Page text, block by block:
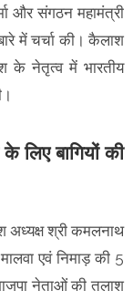
और संगठन महामंत्री
में चर्चा की। कैलाश
के नेतृत्व में भारतीय
लिए बागियों की
अध्यक्ष श्री कमलनाथ
एवं निमाड़ की 5
नेताओं की तलाश